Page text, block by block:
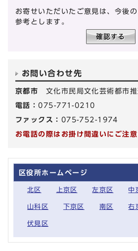
お寄せいただいたご意見は、今後
参考とします。
お問い合わせ先
京都市 文化市民局文化芸術都市
電話：075-771-0210
ファックス： 075-752-1974
お電話の際はお掛け間違いにご注
区役所ホームページ
北区 上京区 左京区 中
山科区 下京区 南区 右
伏見区